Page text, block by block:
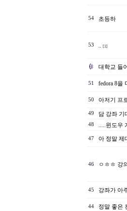
54 초등하
53 .. [1]
대학교 들
51 fedora 8을
50 아저기 프
49 담 강좌 기
48 .....윈도우
47 아 정말 제
46 ㅇㅎㅎ 강
45 강좌가 아
44 정말 좋은